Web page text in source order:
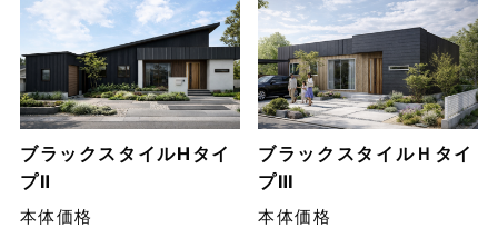
ブラックスタイルHタイ
プⅡ
本体価格
ブラックスタイルＨタイ
プⅢ
本体価格